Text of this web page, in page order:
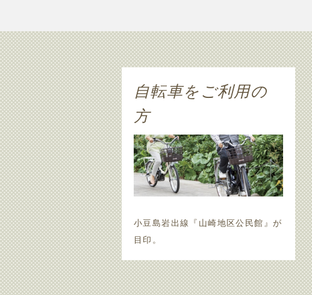
自転車をご利用の
方
小豆島岩出線『山崎地区公民館』が
目印。